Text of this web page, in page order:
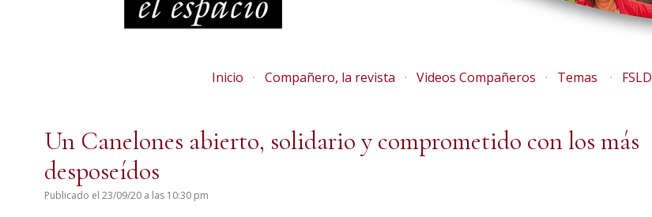
Inicio Compañero, la revista Videos Compañeros Temas FSLD
Un Canelones abierto, solidario y comprometido con los más
desposeídos
Publicado el 23/09/20 a las 10:30 pm